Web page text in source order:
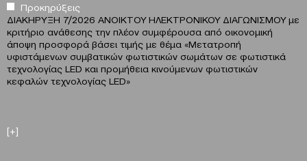
Προκηρύξεις
ΔΙΑΚΗΡΥΞΗ 7/2026 ΑΝΟΙΚΤΟΥ ΗΛΕΚΤΡΟΝΙΚΟΥ ΔΙΑΓΩΝΙΣΜΟΥ με
κριτήριο ανάθεσης την πλέον συμφέρουσα από οικονομική
άποψη προσφορά βάσει τιμής με θέμα «Μετατροπή
υφιστάμενων συμβατικών φωτιστικών σωμάτων σε φωτιστικά
τεχνολογίας LED και προμήθεια κινούμενων φωτιστικών
κεφαλών τεχνολογίας LED»
[+]